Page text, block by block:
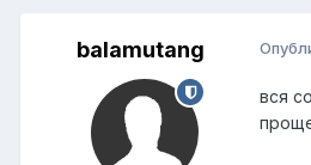
balamutang
вся